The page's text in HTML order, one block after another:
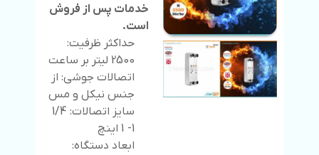
خدمات پس از فروش
است.
حداکثر ظرفیت:
2500 لیتر بر ساعت
اتصالات جوشی: از
جنس نیکل و مس
سایز اتصالات: 1/4
1- 1 اینچ
ابعاد دستگاه: